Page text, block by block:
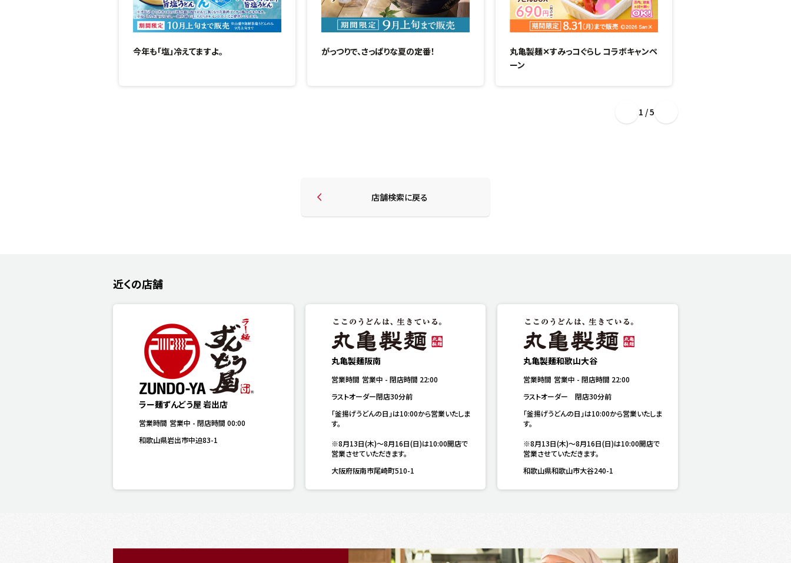
今年も「塩」冷えてますよ。 がっつりで、さっぱりな夏の定番！
丸亀製麺✕すみっコぐらし コラボキャンペ
ーン
1 / 5
店舗検索に戻る
近くの店舗
ラー麺ずんどう屋 岩出店
営業時間 営業中 - 閉店時間 00:00
和歌山県岩出市中迫83-1
丸亀製麺阪南
営業時間 営業中 - 閉店時間 22:00
ラストオーダー閉店30分前
「釜揚げうどんの日」は10:00から営業いたしま
す。
※8月13日(木)～8月16日(日)は10:00開店で
営業させていただきます。
大阪府阪南市尾崎町510-1
丸亀製麺和歌山大谷
営業時間 営業中 -閉店時間 22:00
ラストオーダー　閉店30分前
「釜揚げうどんの日」は10:00から営業いたしま
す。
※8月13日(木)～8月16日(日)は10:00開店で
営業させていただきます。
和歌山県和歌山市大谷240-1